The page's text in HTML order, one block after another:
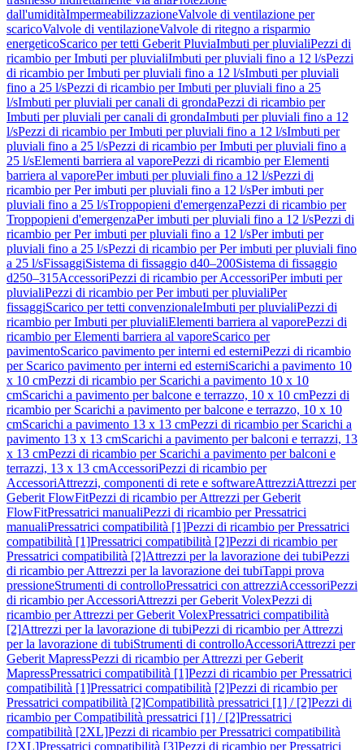
dall'umiditàImpermeabilizzazioneValvole di ventilazione per
scaricoValvole di ventilazioneValvole di ritegno a risparmio
energeticoScarico per tetti Geberit PluviaImbuti per pluvialiPezzi di
ricambio per Imbuti per pluvialiImbuti per pluviali fino a 12 l/sPezzi
di ricambio per Imbuti per pluviali fino a 12 l/sImbuti per pluviali
fino a 25 l/sPezzi di ricambio per Imbuti per pluviali fino a 25
l/sImbuti per pluviali per canali di grondaPezzi di ricambio per
Imbuti per pluviali per canali di grondaImbuti per pluviali fino a 12
l/sPezzi di ricambio per Imbuti per pluviali fino a 12 l/sImbuti per
pluviali fino a 25 l/sPezzi di ricambio per Imbuti per pluviali fino a
25 l/sElementi barriera al vaporePezzi di ricambio per Elementi
barriera al vaporePer imbuti per pluviali fino a 12 l/sPezzi di
ricambio per Per imbuti per pluviali fino a 12 l/sPer imbuti per
pluviali fino a 25 l/sTroppopieni d'emergenzaPezzi di ricambio per
Troppopieni d'emergenzaPer imbuti per pluviali fino a 12 l/sPezzi di
ricambio per Per imbuti per pluviali fino a 12 l/sPer imbuti per
pluviali fino a 25 l/sPezzi di ricambio per Per imbuti per pluviali fino
a 25 l/sFissaggiSistema di fissaggio d40–200Sistema di fissaggio
d250–315AccessoriPezzi di ricambio per AccessoriPer imbuti per
pluvialiPezzi di ricambio per Per imbuti per pluvialiPer
fissaggiScarico per tetti convenzionaleImbuti per pluvialiPezzi di
ricambio per Imbuti per pluvialiElementi barriera al vaporePezzi di
ricambio per Elementi barriera al vaporeScarico per
pavimentoScarico pavimento per interni ed esterniPezzi di ricambio
per Scarico pavimento per interni ed esterniScarichi a pavimento 10
x 10 cmPezzi di ricambio per Scarichi a pavimento 10 x 10
cmScarichi a pavimento per balcone e terrazzo, 10 x 10 cmPezzi di
ricambio per Scarichi a pavimento per balcone e terrazzo, 10 x 10
cmScarichi a pavimento 13 x 13 cmPezzi di ricambio per Scarichi a
pavimento 13 x 13 cmScarichi a pavimento per balconi e terrazzi, 13
x 13 cmPezzi di ricambio per Scarichi a pavimento per balconi e
terrazzi, 13 x 13 cmAccessoriPezzi di ricambio per
AccessoriAttrezzi, componenti di rete e softwareAttrezziAttrezzi per
Geberit FlowFitPezzi di ricambio per Attrezzi per Geberit
FlowFitPressatrici manualiPezzi di ricambio per Pressatrici
manualiPressatrici compatibilità [1]Pezzi di ricambio per Pressatrici
compatibilità [1]Pressatrici compatibilità [2]Pezzi di ricambio per
Pressatrici compatibilità [2]Attrezzi per la lavorazione dei tubiPezzi
di ricambio per Attrezzi per la lavorazione dei tubiTappi prova
pressioneStrumenti di controlloPressatrici con attrezziAccessoriPezzi
di ricambio per AccessoriAttrezzi per Geberit VolexPezzi di
ricambio per Attrezzi per Geberit VolexPressatrici compatibilità
[2]Attrezzi per la lavorazione di tubiPezzi di ricambio per Attrezzi
per la lavorazione di tubiStrumenti di controlloAccessoriAttrezzi per
Geberit MapressPezzi di ricambio per Attrezzi per Geberit
MapressPressatrici compatibilità [1]Pezzi di ricambio per Pressatrici
compatibilità [1]Pressatrici compatibilità [2]Pezzi di ricambio per
Pressatrici compatibilità [2]Compatibilità pressatrici [1] / [2]Pezzi di
ricambio per Compatibilità pressatrici [1] / [2]Pressatrici
compatibilità [2XL]Pezzi di ricambio per Pressatrici compatibilità
[2XL]Pressatrici compatibilità [3]Pezzi di ricambio per Pressatrici